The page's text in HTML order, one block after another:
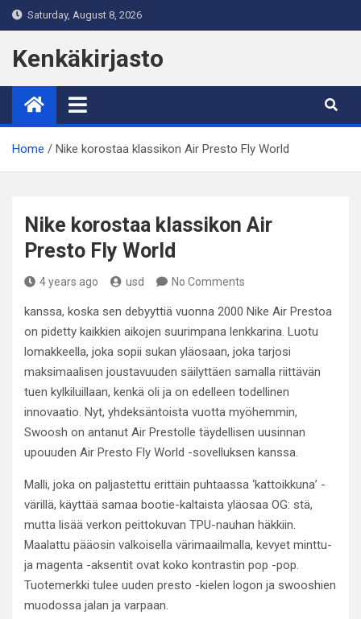
Skip
to
content
Saturday, August 8, 2026
Kenkäkirjasto
Home Nike korostaa klassikon Air Presto Fly World
Nike korostaa klassikon Air
Presto Fly World
4 years ago usd No Comments
kanssa, koska sen debyyttiä vuonna 2000 Nike Air Prestoa
on pidetty kaikkien aikojen suurimpana lenkkarina. Luotu
lomakkeella, joka sopii sukan yläosaan, joka tarjosi
maksimaalisen joustavuuden säilyttäen samalla riittävän
tuen kylkiluillaan, kenkä oli ja on edelleen todellinen
innovaatio. Nyt, yhdeksäntoista vuotta myöhemmin,
Swoosh on antanut Air Prestolle täydellisen uusinnan
upouuden Air Presto Fly World -sovelluksen kanssa.
Malli, joka on paljastettu erittäin puhtaassa ‘kattoikkuna’ -
värillä, käyttää samaa bootie-kaltaista yläosaa OG: stä,
mutta lisää verkon peittokuvan TPU-nauhan häkkiin.
Maalattu pääosin valkoisella värimaailmalla, kevyet minttu-
ja magenta -aksentit ovat koko kontrastin pop -pop.
Tuotemerkki tulee uuden presto -kielen logon ja swooshien
muodossa jalan ja varpaan.